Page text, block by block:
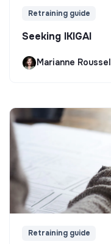
Retraining guide
Seeking IKIGAI
Marianne Roussel
Retraining guide